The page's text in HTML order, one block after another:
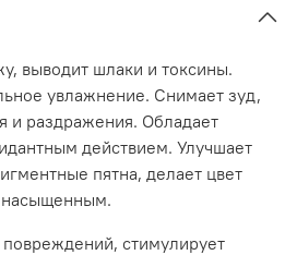
выводит шлаки и токсины.
увлажнение. Снимает зуд,
и раздражения. Обладает
действием. Улучшает
пятна, делает цвет
стимулирует